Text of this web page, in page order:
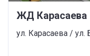
ЖД Карасаева
ул. Карасаева / ул.